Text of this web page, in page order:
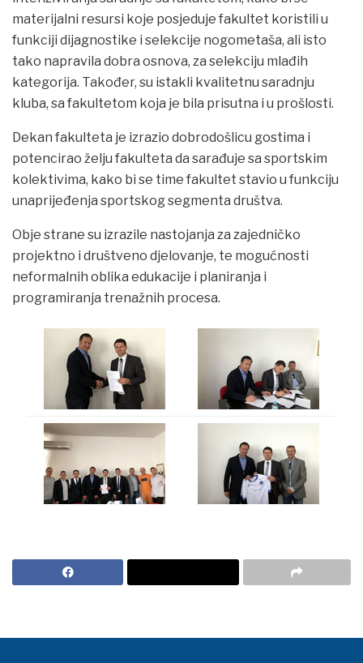
materijalni resursi koje posjeduje fakultet koristili u
funkciji dijagnostike i selekcije nogometaša, ali isto
tako napravila dobra osnova, za selekciju mlađih
kategorija. Također, su istakli kvalitetnu saradnju
kluba, sa fakultetom koja je bila prisutna i u prošlosti.
Dekan fakulteta je izrazio dobrodošlicu gostima i
potencirao želju fakulteta da sarađuje sa sportskim
kolektivima, kako bi se time fakultet stavio u funkciju
unaprijeđenja sportskog segmenta društva.
Obje strane su izrazile nastojanja za zajedničko
projektno i društveno djelovanje, te mogućnosti
neformalnih oblika edukacije i planiranja i
programiranja trenažnih procesa.